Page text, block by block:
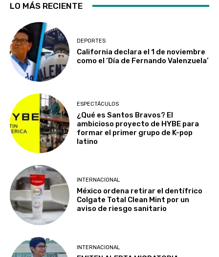
LO MÁS RECIENTE
DEPORTES
California declara el 1 de noviembre
como el ‘Día de Fernando Valenzuela’
ESPECTÁCULOS
¿Qué es Santos Bravos? El
ambicioso proyecto de HYBE para
formar el primer grupo de K-pop
latino
INTERNACIONAL
México ordena retirar el dentífrico
Colgate Total Clean Mint por un
aviso de riesgo sanitario
INTERNACIONAL